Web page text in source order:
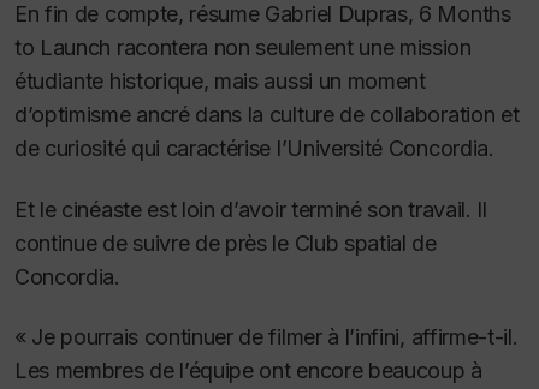
En fin de compte, résume Gabriel Dupras, 6 Months
to Launch racontera non seulement une mission
étudiante historique, mais aussi un moment
d’optimisme ancré dans la culture de collaboration et
de curiosité qui caractérise l’Université Concordia.
Et le cinéaste est loin d’avoir terminé son travail. Il
continue de suivre de près le Club spatial de
Concordia.
« Je pourrais continuer de filmer à l’infini, affirme-t-il.
Les membres de l’équipe ont encore beaucoup à